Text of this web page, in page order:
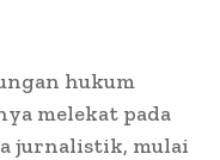
hukum
melekat pada
jurnalistik, mulai